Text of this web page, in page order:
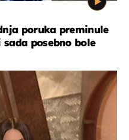
poruka preminule
posebno bole